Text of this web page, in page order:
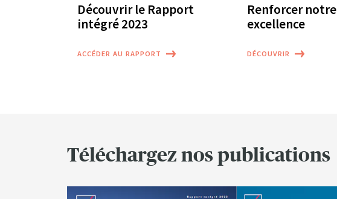
Découvrir le Rapport
intégré 2023
ACCÉDER AU RAPPORT
Renforcer notre
excellence
DÉCOUVRIR
Téléchargez nos publications